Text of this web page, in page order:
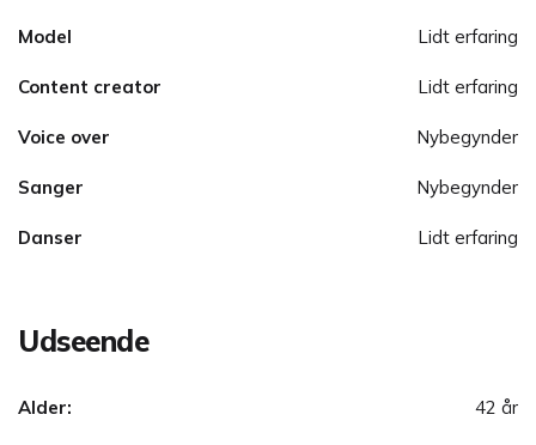
Model Lidt erfaring
Content creator Lidt erfaring
Voice over Nybegynder
Sanger Nybegynder
Danser Lidt erfaring
Udseende
Alder: 42 år